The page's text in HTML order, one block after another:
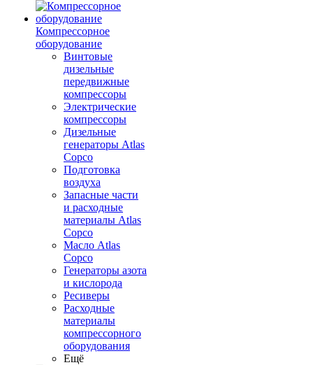
Компрессорное
оборудование
Винтовые
дизельные
передвижные
компрессоры
Электрические
компрессоры
Дизельные
генераторы Atlas
Copco
Подготовка
воздуха
Запасные части
и расходные
материалы Atlas
Copco
Масло Atlas
Copco
Генераторы азота
и кислорода
Ресиверы
Расходные
материалы
компрессорного
оборудования
Ещё